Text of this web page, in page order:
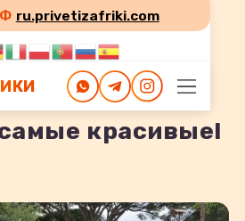
ru.privetizafriki.com
красивые!
красивые!